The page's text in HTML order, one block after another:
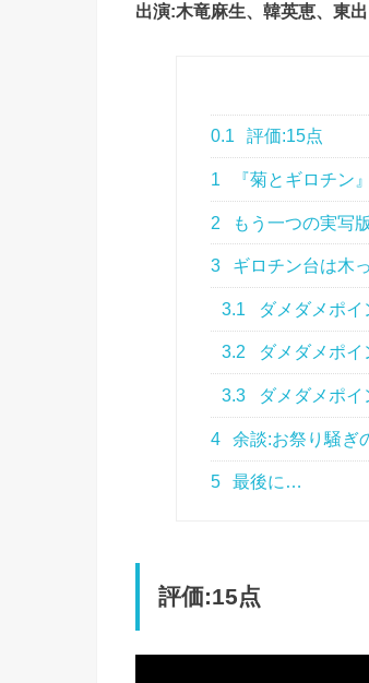
出演:木竜麻生、韓英恵、東
0.1 評価:15点
1 『菊とギロチン
2 もう一つの実写
3 ギロチン台は木
3.1 ダメダメポ
3.2 ダメダメポ
3.3 ダメダメポ
4 余談:お祭り騒ぎ
5 最後に…
評価:15点